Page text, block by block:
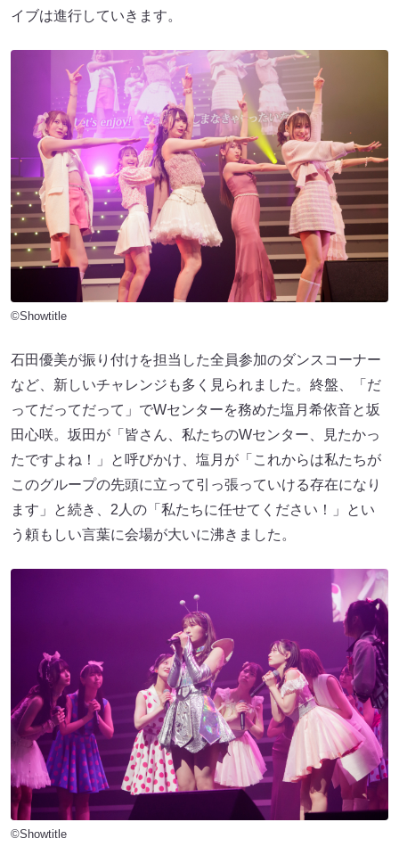
イブは進行していきます。
©Showtitle
石田優美が振り付けを担当した全員参加のダンスコーナー
など、新しいチャレンジも多く見られました。終盤、「だ
ってだってだって」でWセンターを務めた塩月希依音と坂
田心咲。坂田が「皆さん、私たちのWセンター、見たかっ
たですよね！」と呼びかけ、塩月が「これからは私たちが
このグループの先頭に立って引っ張っていける存在になり
ます」と続き、2人の「私たちに任せてください！」とい
う頼もしい言葉に会場が大いに沸きました。
©Showtitle